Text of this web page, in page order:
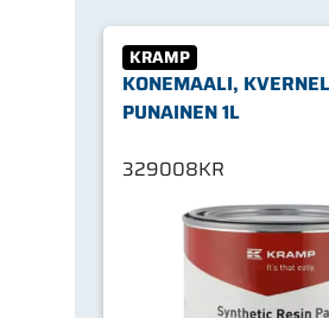
KRAMP
KONEMAALI,
PUNAINEN 1L
329008KR